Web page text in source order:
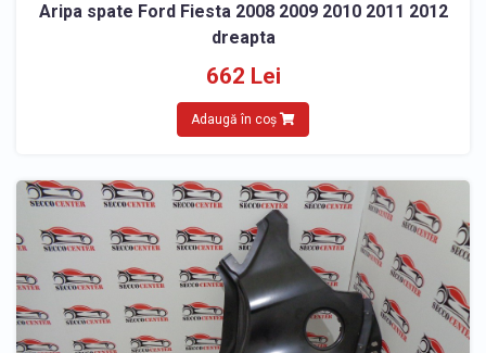
Aripa spate Ford Fiesta 2008 2009 2010 2011 2012
dreapta
662 Lei
Adaugă în coș